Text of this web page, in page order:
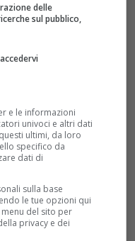
delle
sul pubblico,
e le informazioni
univoci e altri dati
ultimi, da loro
specifico da
dati di
sulla base
le tue opzioni qui
del sito per
privacy e dei